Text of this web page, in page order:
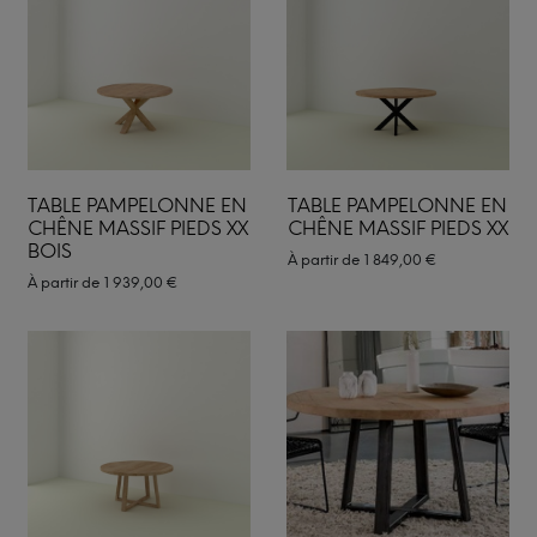
TABLE PAMPELONNE EN
CHÊNE MASSIF PIEDS XX
BOIS
À partir de 1 939,00 €
TABLE PAMPELONNE EN
CHÊNE MASSIF PIEDS XX
À partir de 1 849,00 €